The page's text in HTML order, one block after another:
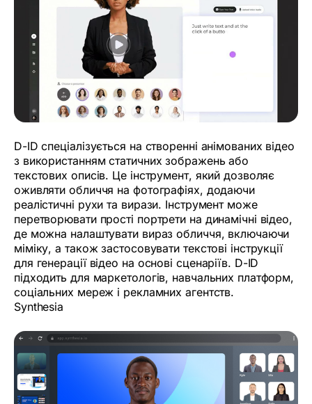
D-ID спеціалізується на створенні анімованих відео
з використанням статичних зображень або
текстових описів. Це інструмент, який дозволяє
оживляти обличчя на фотографіях, додаючи
реалістичні рухи та вирази. Інструмент може
перетворювати прості портрети на динамічні відео,
де можна налаштувати вираз обличчя, включаючи
міміку, а також застосовувати текстові інструкції
для генерації відео на основі сценаріїв. D-ID
підходить для маркетологів, навчальних платформ,
соціальних мереж і рекламних агентств.
Synthesia